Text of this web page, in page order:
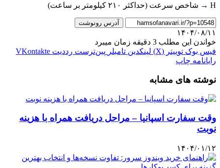
H → شاخص سرعت (حداکثر ۲۱۰ کیلومتر بر ساعت)
آدرس رونوشت
۱۴۰۴/۰۸/۱۱
خواندن این مطلب 3 دقیقه زمان میبرد
فیس بوک توییتر (X) لینکدین ‫تامبلر ‫پین‌ترست ‫رددیت ‫VKontakte
رایانامه چاپ
نوشته های مشابه
وقت سفارت اسپانیا – مراحل دریافت همراه با هزینه
نوبت
۱۴۰۴/۰۱/۱۲